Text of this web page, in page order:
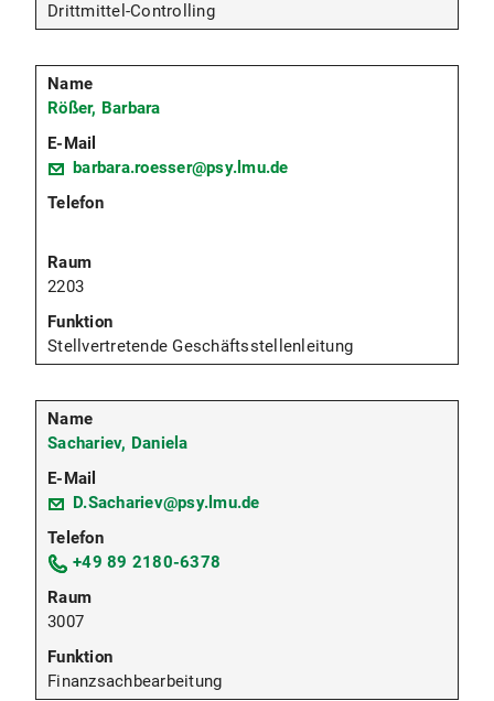
Drittmittel-Controlling
Rößer, Barbara
barbara.roesser@psy.lmu.de
2203
Stellvertretende Geschäftsstellenleitung
Sachariev, Daniela
D.Sachariev@psy.lmu.de
+49 89 2180-6378
3007
Finanzsachbearbeitung